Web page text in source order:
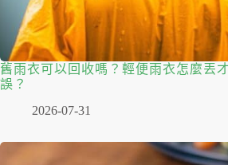
舊雨衣可以回收嗎？輕便雨衣怎麼丟
誤？
2026-07-31